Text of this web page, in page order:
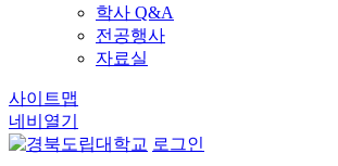
학사 Q&A
전공행사
자료실
사이트맵
네비열기
로그인